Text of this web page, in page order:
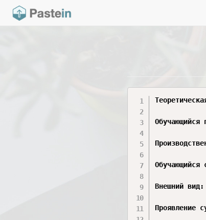
Обучающийся
Обучающийся
Внешний вид:
Проявление